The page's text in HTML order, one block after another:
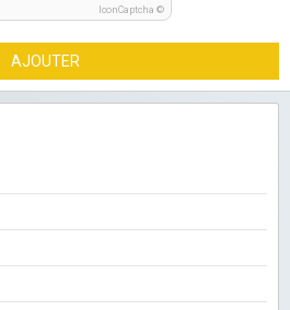
IconCaptcha ©
AJOUTER